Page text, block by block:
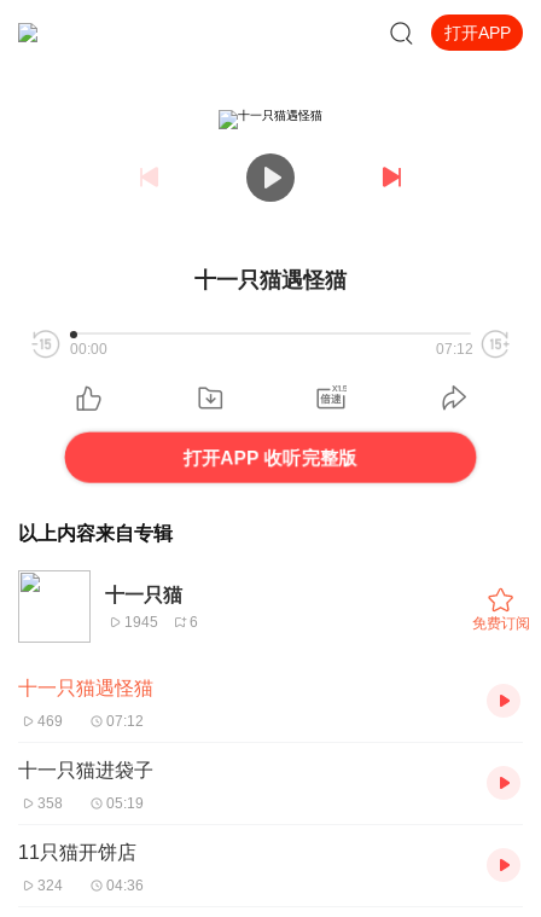
打开APP
十一只猫遇怪猫
00:00 07:12
打开APP 收听完整版
以上内容来自专辑
十一只猫
1945 6 免费订阅
十一只猫遇怪猫
469 07:12
十一只猫进袋子
358 05:19
11只猫开饼店
324 04:36